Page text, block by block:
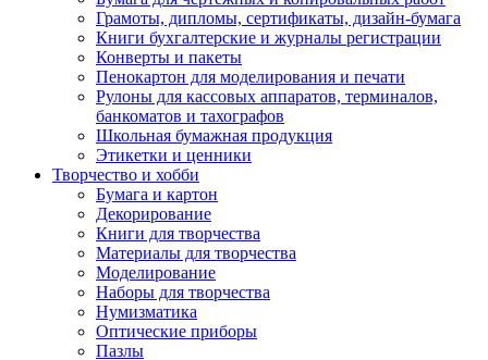
Грамоты, дипломы, сертификаты, дизайн-бумага
Книги бухгалтерские и журналы регистрации
Конверты и пакеты
Пенокартон для моделирования и печати
Рулоны для кассовых аппаратов, терминалов,
банкоматов и тахографов
Школьная бумажная продукция
Этикетки и ценники
Творчество и хобби
Бумага и картон
Декорирование
Книги для творчества
Материалы для творчества
Моделирование
Наборы для творчества
Нумизматика
Оптические приборы
Пазлы